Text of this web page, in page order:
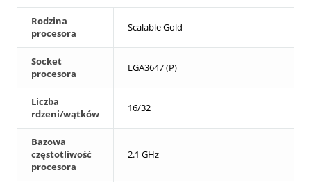
Rodzina
procesora
Scalable Gold
Socket
procesora
LGA3647 (P)
Liczba
rdzeni/wątków
16/32
Bazowa
częstotliwość
procesora
2.1 GHz